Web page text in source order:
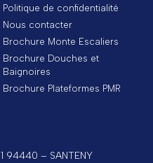
Politique de confidentialité
Nous contacter
Brochure Monte Escaliers
Brochure Douches et
Baignoires
Brochure Plateformes PMR
94440 – SANTENY